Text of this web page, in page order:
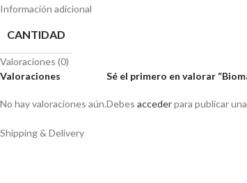
Información adicional
CANTIDAD
Valoraciones (0)
Valoraciones
No hay valoraciones aún.
Sé el primero en valorar
Debes accederpara publicar
Shipping & Delivery